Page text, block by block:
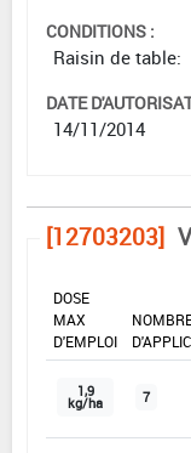
CONDITIONS :
Raisin de table:
DATE
14/11/2014
[12703203]
DOSE
MAX
D'EMPLOI
1,9
kg/ha 7